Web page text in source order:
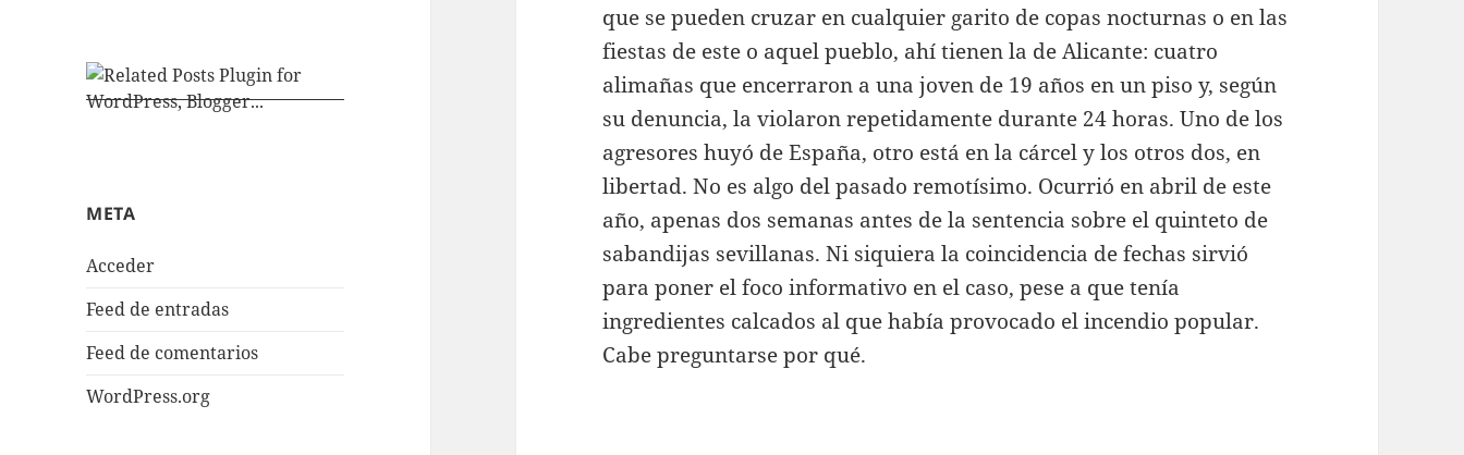
META
Acceder
Feed de entradas
Feed de comentarios
WordPress.org
que se pueden cruzar en cualquier garito de copas nocturnas o en las
fiestas de este o aquel pueblo, ahí tienen la de Alicante: cuatro
alimañas que encerraron a una joven de 19 años en un piso y, según
su denuncia, la violaron repetidamente durante 24 horas. Uno de los
agresores huyó de España, otro está en la cárcel y los otros dos, en
libertad. No es algo del pasado remotísimo. Ocurrió en abril de este
año, apenas dos semanas antes de la sentencia sobre el quinteto de
sabandijas sevillanas. Ni siquiera la coincidencia de fechas sirvió
para poner el foco informativo en el caso, pese a que tenía
ingredientes calcados al que había provocado el incendio popular.
Cabe preguntarse por qué.